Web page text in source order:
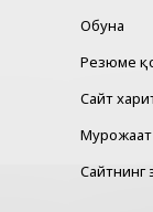
Обуна
Резюме
Сайт
Сайтнинг